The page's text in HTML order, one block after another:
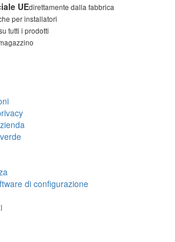
UEdirettamente dalla fabbrica
per installatori
tutti i prodotti
di configurazione